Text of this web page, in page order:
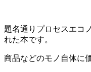
題名通りプロセスエコ
れた本です。
商品などのモノ自体に